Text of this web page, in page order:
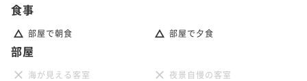
食事
部屋で朝食 部屋で夕食
部屋
海が見える客室
夜景自慢の客室